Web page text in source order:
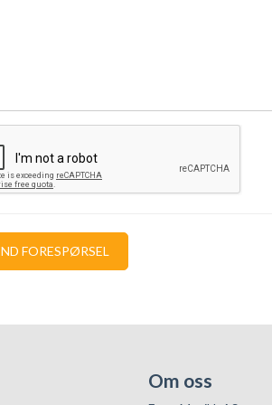
Om oss